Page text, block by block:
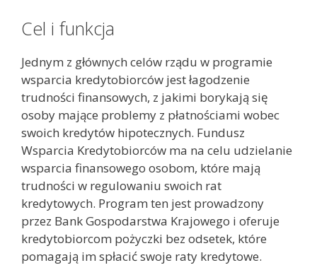
Cel i funkcja
Jednym z głównych celów rządu w programie
wsparcia kredytobiorców jest łagodzenie
trudności finansowych, z jakimi borykają się
osoby mające problemy z płatnościami wobec
swoich kredytów hipotecznych. Fundusz
Wsparcia Kredytobiorców ma na celu udzielanie
wsparcia finansowego osobom, które mają
trudności w regulowaniu swoich rat
kredytowych. Program ten jest prowadzony
przez Bank Gospodarstwa Krajowego i oferuje
kredytobiorcom pożyczki bez odsetek, które
pomagają im spłacić swoje raty kredytowe.